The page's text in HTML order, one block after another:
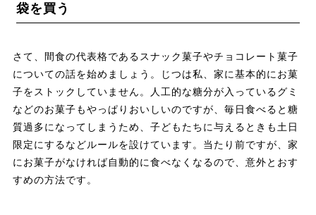
袋を買う
さて、間食の代表格であるスナック菓子やチョコレート菓子
についての話を始めましょう。じつは私、家に基本的にお菓
子をストックしていません。人工的な糖分が入っているグミ
などのお菓子もやっぱりおいしいのですが、毎日食べると糖
質過多になってしまうため、子どもたちに与えるときも土日
限定にするなどルールを設けています。当たり前ですが、家
にお菓子がなければ自動的に食べなくなるので、意外とおす
すめの方法です。